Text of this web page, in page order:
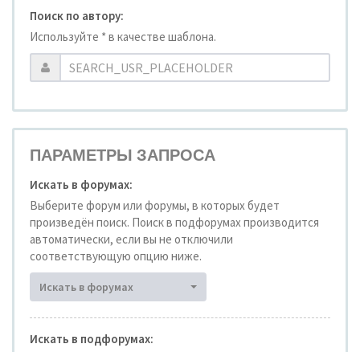
Поиск по автору:
Используйте * в качестве шаблона.
ПАРАМЕТРЫ ЗАПРОСА
Искать в форумах:
Выберите форум или форумы, в которых будет
произведён поиск. Поиск в подфорумах производится
автоматически, если вы не отключили
соответствующую опцию ниже.
Искать в форумах
Искать в подфорумах: